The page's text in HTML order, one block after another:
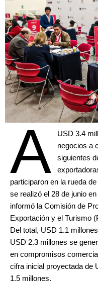
A
USD 3.4
negocios a
siguientes
participaron en la rueda
se realizó el 28 de junio
informó la Comisión de
Exportación y el Turismo
Del total, USD 1.1
USD 2.3 millones se
en compromisos
cifra inicial proyectada de
1.5 millones.